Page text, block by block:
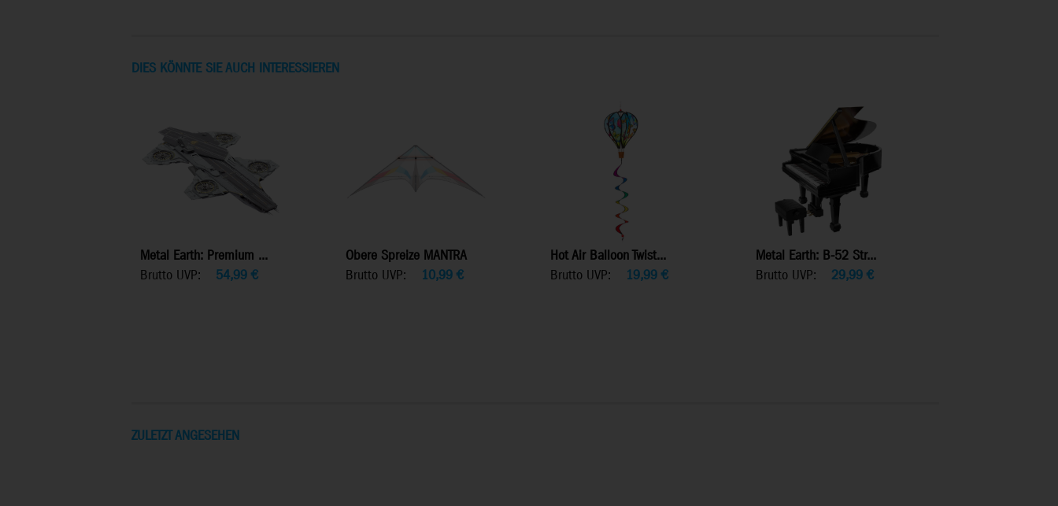
DIES KÖNNTE SIE AUCH INTERESSIEREN
Metal Earth: Premium ...
Brutto UVP:
54,99 €
Obere Spreize MANTRA
Brutto UVP:
10,99€
Hot Air Balloon Twist...
Brutto UVP:
19,99 €
Metal Earth: B-52 Str...
Brutto UVP:
29,99€
ZULETZT ANGESEHEN